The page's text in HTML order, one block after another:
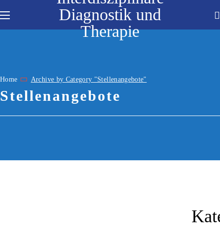
Diagnostik und
Therapie
Home Archive by Category "Stellenangebote"
Stellenangebote